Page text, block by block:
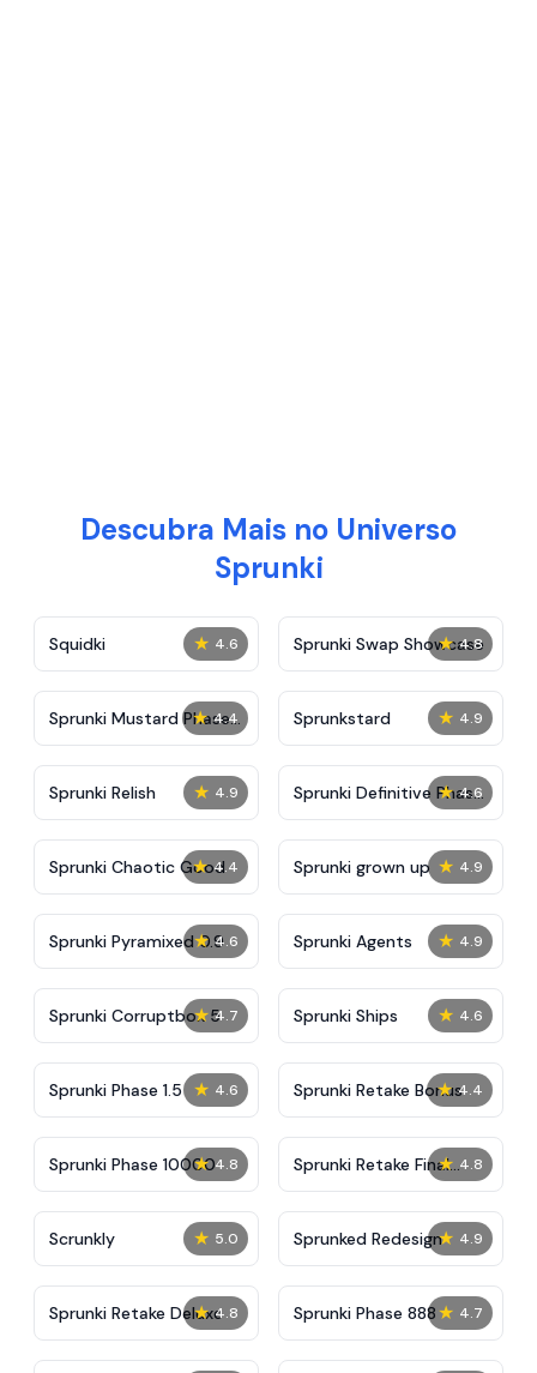
Descubra Mais no Universo
Sprunki
★ 4.6
Squidki ★ 4.8
Sprunki Swap Showcase
★ 4.4
Sprunki Mustard Phase
2
★ 4.9
Sprunkstard
★ 4.9
Sprunki Relish ★ 4.6
Sprunki Definitive Phase
7
★ 4.4
Sprunki Chaotic Good ★ 4.9
Sprunki grown up
★ 4.6
Sprunki Pyramixed 0.9 ★ 4.9
Sprunki Agents
★ 4.7
Sprunki Corruptbox 5 ★ 4.6
Sprunki Ships
★ 4.6
Sprunki Phase 1.5 ★ 4.4
Sprunki Retake Bonus
★ 4.8
Sprunki Phase 10000 ★ 4.8
Sprunki Retake Final
Update
★ 5.0
Scrunkly ★ 4.9
Sprunked Redesign
★ 4.8
Sprunki Retake Deluxe ★ 4.7
Sprunki Phase 888